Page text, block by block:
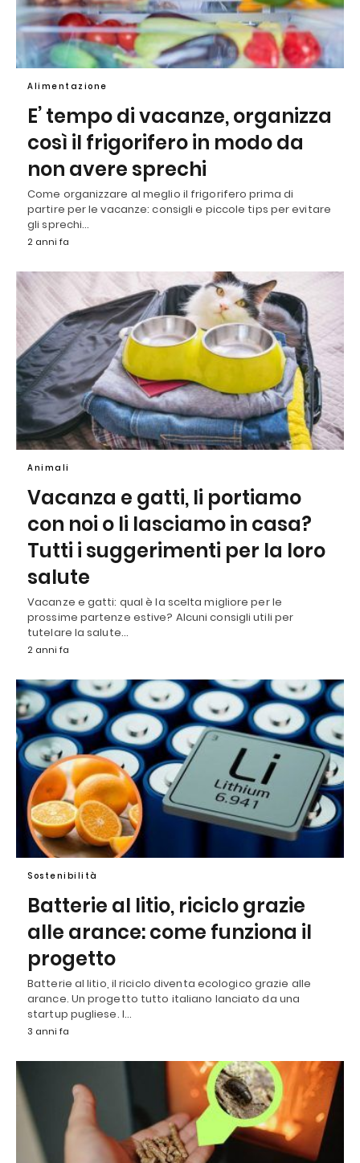
Alimentazione
E’ tempo di vacanze, organizza
così il frigorifero in modo da
non avere sprechi
Come organizzare al meglio il frigorifero prima di
partire per le vacanze: consigli e piccole tips per evitare
gli sprechi…
2 anni fa
Animali
Vacanza e gatti, li portiamo
con noi o li lasciamo in casa?
Tutti i suggerimenti per la loro
salute
Vacanze e gatti: qual è la scelta migliore per le
prossime partenze estive? Alcuni consigli utili per
tutelare la salute…
2 anni fa
Sostenibilità
Batterie al litio, riciclo grazie
alle arance: come funziona il
progetto
Batterie al litio, il riciclo diventa ecologico grazie alle
arance. Un progetto tutto italiano lanciato da una
startup pugliese. I…
3 anni fa